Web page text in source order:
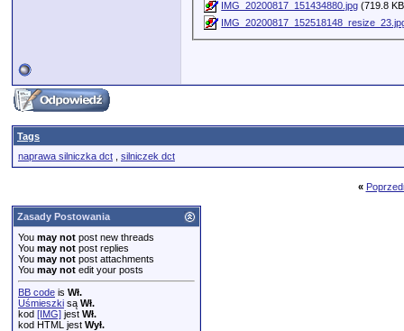
IMG_20200817_151434880.jpg (719.8
Tags
naprawa silniczka dct
silniczek dct
«
Zasady Postowania
You may not post new threads
You may not post replies
You may not post attachments
You may not edit your posts
BB code is Wł.
Uśmieszki są Wł.
kod [IMG] jest Wł.
kod HTML jest Wył.